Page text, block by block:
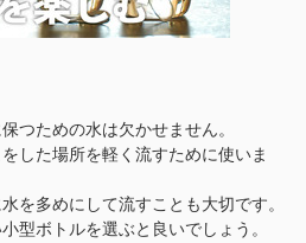
つための水は欠かせません。
した場所を軽く流すために使いま
を多めにして流すことも大切です。
型ボトルを選ぶと良いでしょう。